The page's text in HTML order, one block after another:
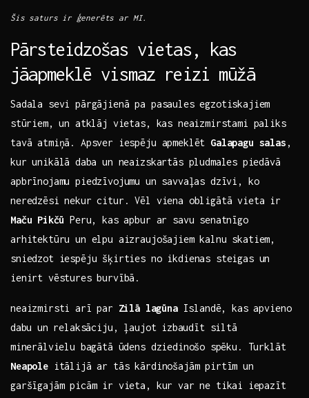
Šis saturs⁢ ir ģenerēts ar MI.
Pārsteidzošas vietas, kas
jāapmeklē vismaz reizi mūžā
Sadala sevi pārgājienā ​pa pasaules egzotiskajiem
⁣stūriem, un atklāj vietas, kas neaizmirstami ‍paliks
tavā atmiņā. Apsver iespēju apmeklēt Galapagu salas ,
kur unikālā⁤ daba un neaizskartās pludmales⁢ piedāvā
apbrīnojamu piedzīvojumu ​un⁤ savvaļas‌ dzīvi, ko ​
neredzēsi nekur citur. Vēl ‍viena obligātā vieta ir
Maču⁢ Pikčū Peru, kas apbur ar savu senatnīgo
arhitektūru un elpu aizraujošajiem kalnu skatiem,
sniedzot iespēju šķirties no ​ikdienas steigas un
ienirt vēstures burvībā.
neaizmirsti arī par⁢ Zilā⁣ lagūnaIslandē, kas apvieno
⁣dabu un⁢ relaksāciju, ļaujot ⁤izbaudīt siltā
⁢minerālvielu bagātā ūdens dziedinošo ⁣spēku. Turklāt
Neapoleitālijā ar tās kārdinošajām pirtīm un
garšīgajām picām ir vieta,​ kur var ne tikai⁢ iepazīt